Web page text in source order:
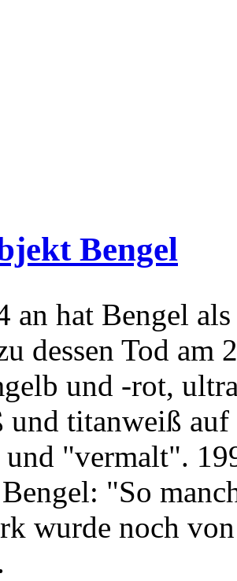
Bengel
an hat Bengel
dessen Tod am
und -rot,
titanweiß
"vermalt".
"So
wurde noch